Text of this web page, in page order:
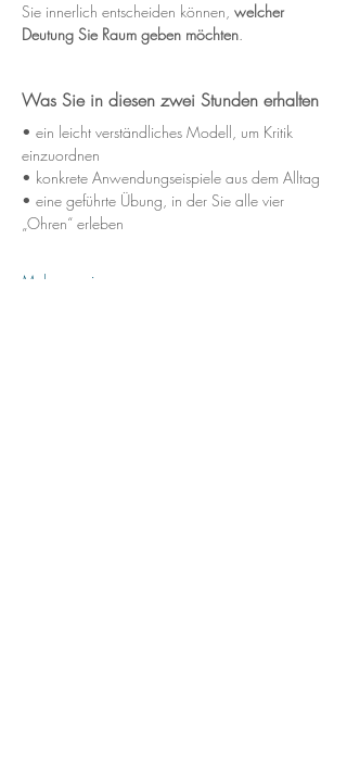
Sie innerlich entscheiden können, welcher
Deutung Sie Raum geben möchten.
Was Sie in diesen zwei Stunden erhalten
• ein leicht verständliches Modell, um Kritik
einzuordnen
• konkrete Anwendungseispiele aus dem Alltag
• eine geführte Übung, in der Sie alle vier
„Ohren“ erleben
Mehr anzeigen